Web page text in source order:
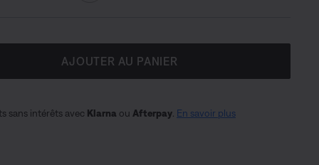
AJOUTER AU PANIER
sans intérêts avec Klarna ou Afterpay. En savoir plus